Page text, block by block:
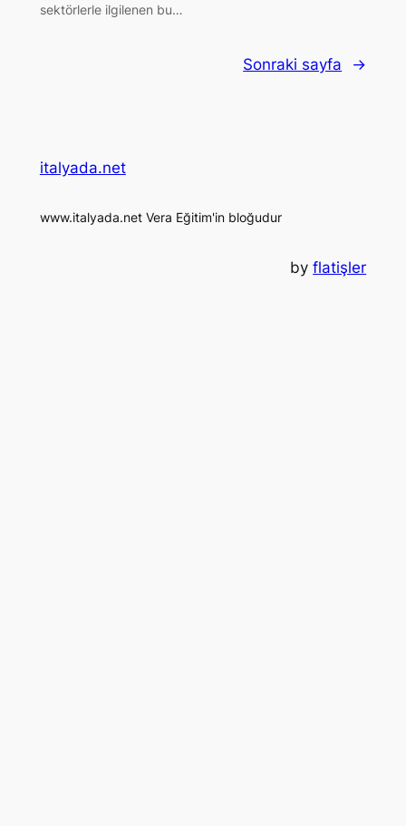
sektörlerle ilgilenen bu…
Sonraki sayfa →
italyada.net
www.italyada.net Vera Eğitim'in bloğudur
byflatişler